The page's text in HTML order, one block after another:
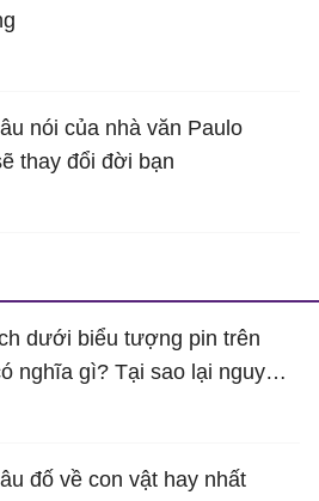
nói của nhà văn Paulo
thay đổi đời bạn
dưới biểu tượng pin trên
nghĩa gì? Tại sao lại nguy
đố về con vật hay nhất